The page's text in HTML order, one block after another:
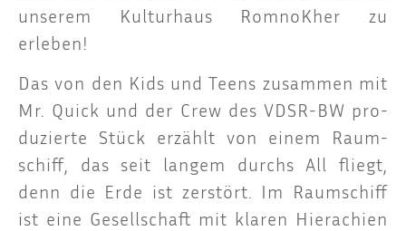
unse­rem Kul­tur­haus Rom­noK­her zu
erleben!
Das von den Kids und Teens zusam­men mit
Mr. Quick und der Crew des VDSR-BW pro­
du­zier­te Stück erzählt von einem Raum­
schiff, das seit lan­gem durchs All fliegt,
denn die Erde ist zer­stört. Im Raum­schiff
ist eine Gesell­schaft mit kla­ren Hiera­chien